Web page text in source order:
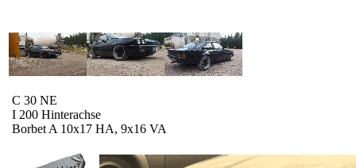
C 30 NE
I 200 Hinterachse
Borbet A 10x17 HA, 9x16 VA